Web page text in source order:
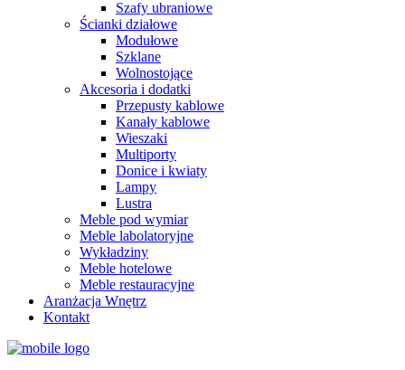
Szafy ubraniowe
Ścianki działowe
Modułowe
Szklane
Wolnostojące
Akcesoria i dodatki
Przepusty kablowe
Kanały kablowe
Wieszaki
Multiporty
Donice i kwiaty
Lampy
Lustra
Meble pod wymiar
Meble labolatoryjne
Wykładziny
Meble hotelowe
Meble restauracyjne
Aranżacja Wnętrz
Kontakt